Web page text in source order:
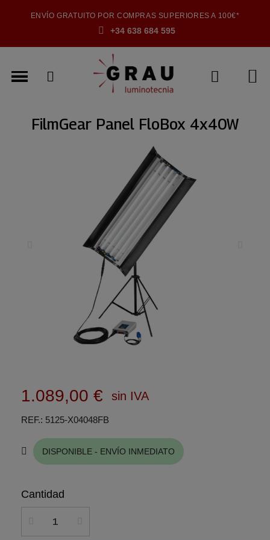
ENVÍO GRATUITO POR COMPRAS SUPERIORES A 100€*
+34 638 684 595
FilmGear Panel FloBox 4x40W
1.089,00 € sin IVA
REF. 5125-X04048FB
DISPONIBLE - ENVÍO INMEDIATO
Cantidad